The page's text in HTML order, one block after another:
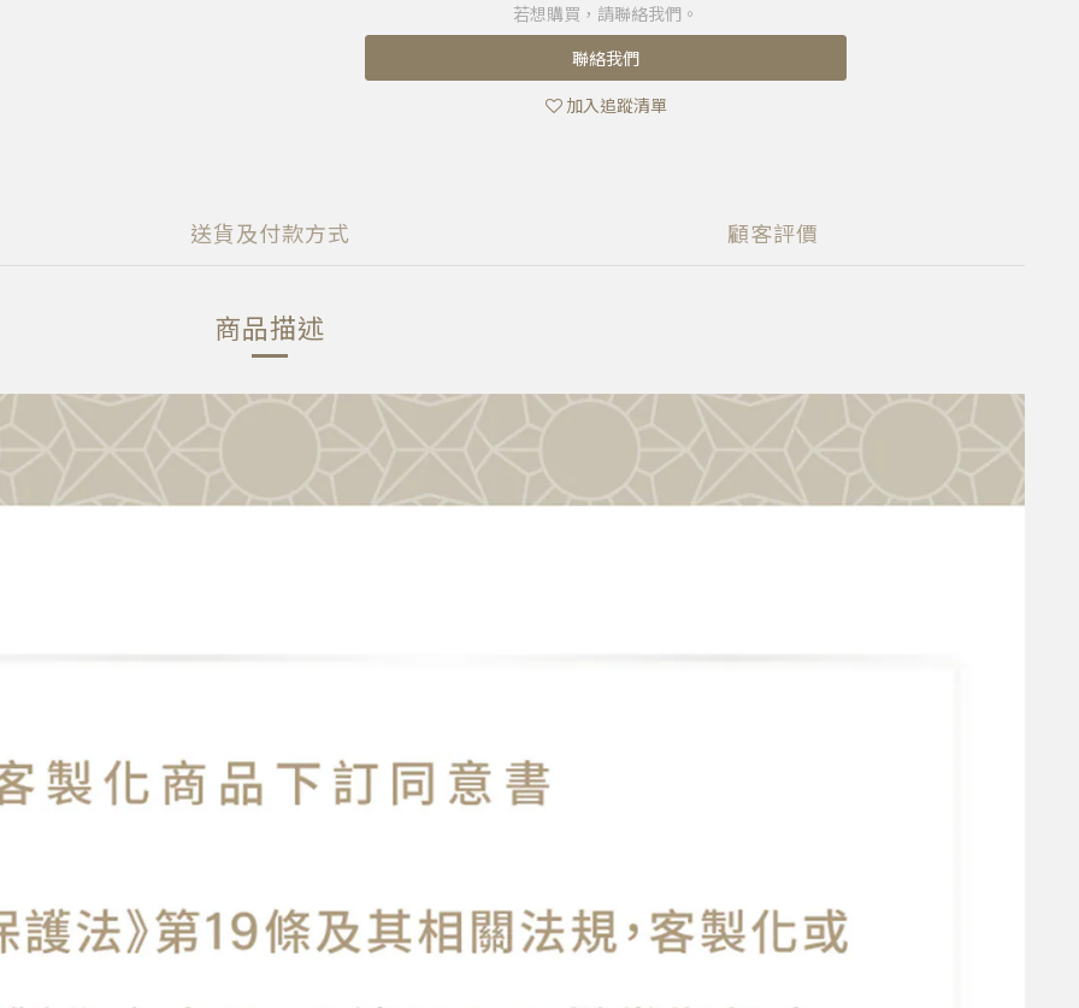
若想購買，請聯絡我們。
聯絡我們
加入追蹤清單
送貨及付款方式 顧客評價
商品描述